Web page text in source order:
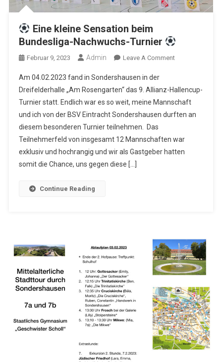
Eine kleine Sensation beim
Bundesliga-Nachwuchs-Turnier
Februar 9, 2023 Admin Leave A CommentOn
Kleine
Sensation
Beim
Nachwuchs-
Turnier
Am 04.02.2023 fand in Sondershausen in der
Dreifelderhalle „Am Rosengarten“ das 9. Allianz-Hallencup-
Turnier statt. Endlich war es so weit, meine Mannschaft
und ich von der BSV Eintracht Sondershausen durften an
diesem besonderen Turnier teilnehmen. Das
Teilnehmerfeld von insgesamt 12 Mannschaften war
exklusiv und hochrangig und wir als Gastgeber hatten
somit die Chance, uns gegen diese […]
Continue Reading